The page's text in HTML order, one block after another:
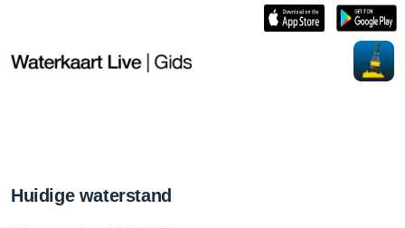
Huidige waterstand